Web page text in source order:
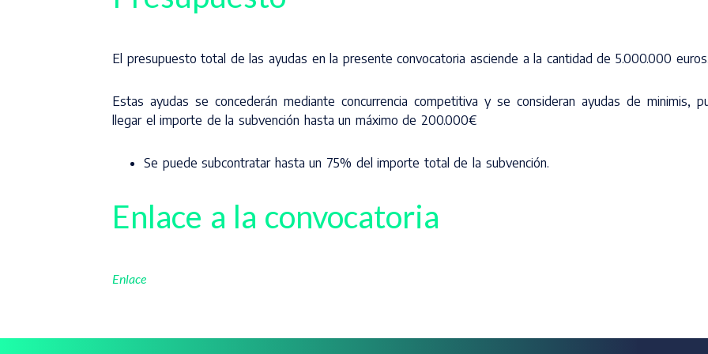
El presupuesto total de las ayudas en la presente convocatoria asciende a la cantidad de 5.000.000 euros.
Estas ayudas se concederán mediante concurrencia competitiva y se consideran ayudas de minimis,
llegar el importe de la subvención hasta un máximo de 200.000€
Se puede subcontratar hasta un 75% del importe total de la subvención.
Enlace a la convocatoria
Enlace